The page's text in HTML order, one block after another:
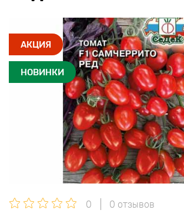
АКЦИЯ
НОВИНКИ
0 0 отзывов